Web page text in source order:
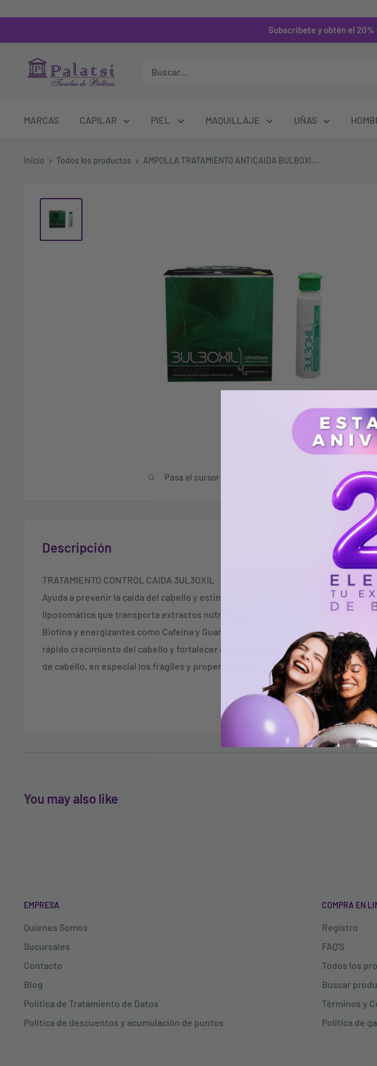
Subscribete y obtén el 20%
MARCAS CAPILAR PIEL MAQUILLAJE UÑAS
Inicio Todos los productos AMPOLLA TRATAMIENTO ANTICAIDA BULBOXI...
Pasa el cursor sobre la imagen para ampliarla.
Descripción
TRATAMIENTO CONTROL CAIDA 3UL3OXIL
Ayuda a prevenir la caída del cabello y estimula su crecimiento Con tecnología
liposomática que transporta extractos nutritivos como Centella Asiática,
Biotina y energizantes como Cafeína y Guaraná que ayudan a estimular el
rápido crecimiento del cabello y fortalecer el folículo piloso. Ideal para todo tipo
de cabello, en especial los frágiles y propensos a la caída.
You may also like
EMPRESA
Quienes Somos
Sucursales
Contacto
Blog
Política de Tratamiento de Datos
Política de descuentos y acumulación de puntos
COMPRA EN
Registro
FAQ'S
Todos los
Buscar
Términos y
Política de